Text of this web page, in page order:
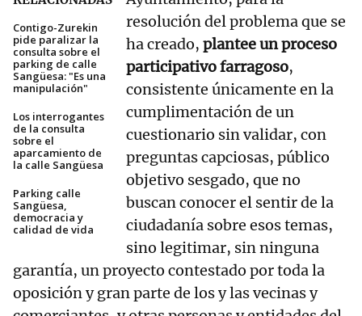
Contigo-Zurekin
pide paralizar la
consulta sobre el
parking de calle
Sangüesa: "Es una
manipulación"
Los interrogantes
de la consulta
sobre el
aparcamiento de
la calle Sangüesa
Parking calle
Sangüesa,
democracia y
calidad de vida
resolución del problema que se
ha creado, plantee un proceso
participativo farragoso,
consistente únicamente en la
cumplimentación de un
cuestionario sin validar, con
preguntas capciosas, público
objetivo sesgado, que no
buscan conocer el sentir de la
ciudadanía sobre esos temas,
sino legitimar, sin ninguna
garantía, un proyecto contestado por toda la
oposición y gran parte de los y las vecinas y